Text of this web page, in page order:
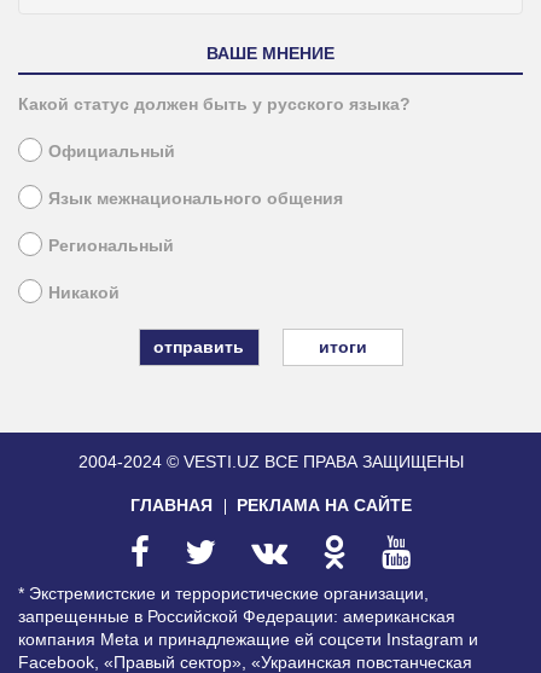
ВАШЕ МНЕНИЕ
Какой статус должен быть у русского языка?
Официальный
Язык межнационального общения
Региональный
Никакой
итоги
2004-2024 © VESTI.UZ ВСЕ ПРАВА ЗАЩИЩЕНЫ
ГЛАВНАЯ РЕКЛАМА НА САЙТЕ
* Экстремистские и террористические организации,
запрещенные в Российской Федерации: американская
компания Meta и принадлежащие ей соцсети Instagram и
Facebook, «Правый сектор», «Украинская повстанческая